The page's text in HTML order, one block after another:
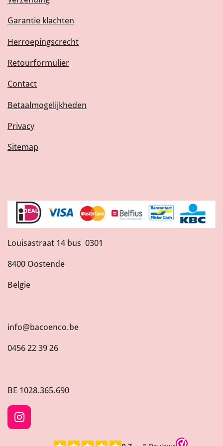
Garantie klachten
Herroepingscrecht
Retourformulier
Contact
Betaalmogelijkheden
Privacy
Sitemap
Louisastraat 14 bus 0301
8400 Oostende
Belgie
info@bacoenco.be
0456 22 39 26
BE 1028.365.690
I
n